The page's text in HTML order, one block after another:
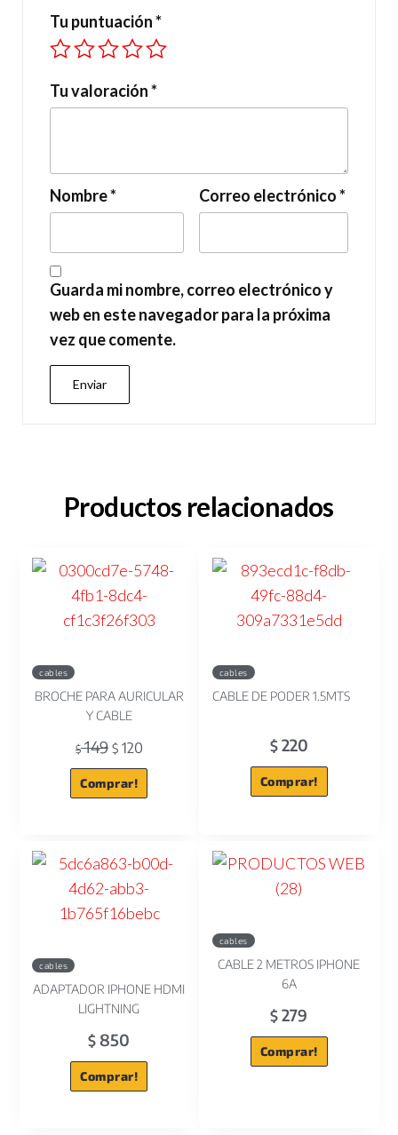
Tu puntuación*
Tu valoración*
Nombre* Correo electrónico*
Guarda mi nombre, correo electrónico y
web en este navegador para la próxima
vez que comente.
Productos relacionados
cables
BROCHE PARA AURICULAR
Y CABLE
$149 $120
Comprar!
cables
CABLE DE PODER 1.5MTS
$220
Comprar!
cables
ADAPTADOR IPHONE HDMI
LIGHTNING
$ 850
Comprar!
cables
CABLE 2 METROS IPHONE
6A
$ 279
Comprar!